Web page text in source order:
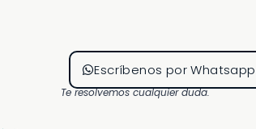
Escríbenos por Whatsapp
Te resolvemos cualquier duda.